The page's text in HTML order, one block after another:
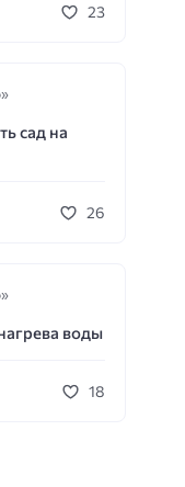
23
сад на
26
воды
18